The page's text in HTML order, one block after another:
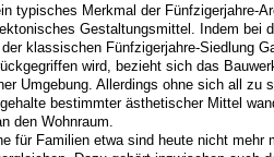
typisches Merkmal der Fünfzigerjahre-
Gestaltungsmittel. Indem bei
der klassischen Fünfzigerjahre-Siedlung
wird, bezieht sich das
Umgebung. Allerdings ohne sich all zu
bestimmter ästhetischer Mittel
den Wohnraum.
für Familien etwa sind heute nicht mehr